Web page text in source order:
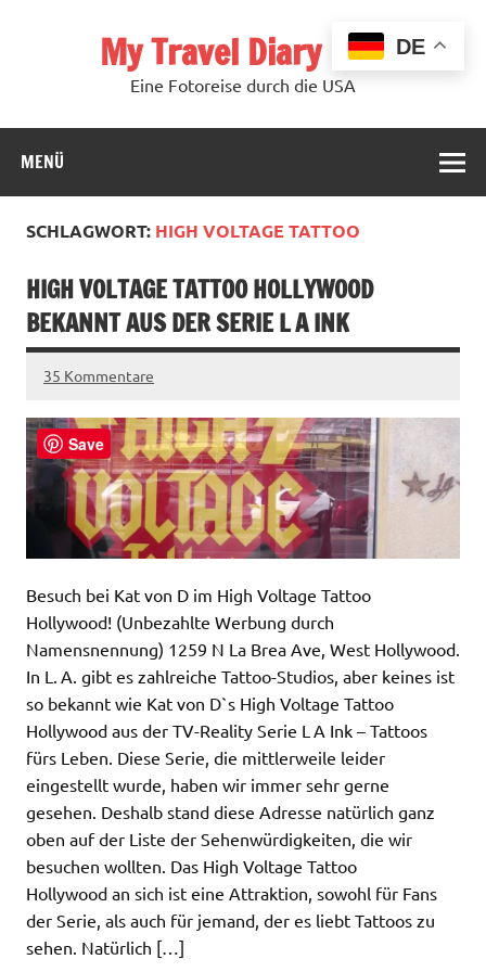
My Travel Diary USA
Eine Fotoreise durch die USA
MENÜ
SCHLAGWORT: HIGH VOLTAGE TATTOO
HIGH VOLTAGE TATTOO HOLLYWOOD
BEKANNT AUS DER SERIE L A INK
35 Kommentare
Besuch bei Kat von D im High Voltage Tattoo
Hollywood! (Unbezahlte Werbung durch
Namensnennung) 1259 N La Brea Ave, West Hollywood.
In L. A. gibt es zahlreiche Tattoo-Studios, aber keines ist
so bekannt wie Kat von D`s High Voltage Tattoo
Hollywood aus der TV-Reality Serie L A Ink – Tattoos
fürs Leben. Diese Serie, die mittlerweile leider
eingestellt wurde, haben wir immer sehr gerne
gesehen. Deshalb stand diese Adresse natürlich ganz
oben auf der Liste der Sehenwürdigkeiten, die wir
besuchen wollten. Das High Voltage Tattoo
Hollywood an sich ist eine Attraktion, sowohl für Fans
der Serie, als auch für jemand, der es liebt Tattoos zu
sehen. Natürlich […]
DE
Save